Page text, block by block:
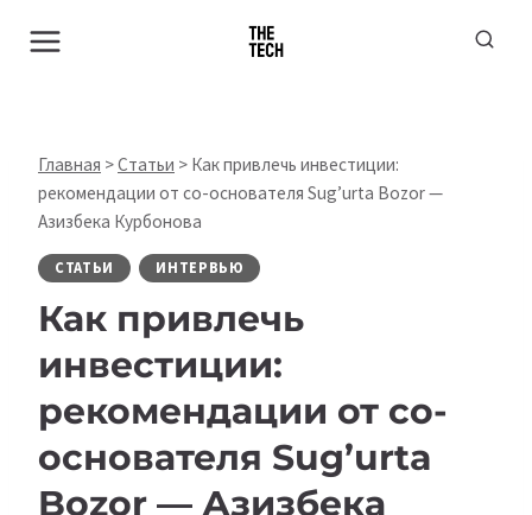
Главная >Статьи > Как привлечь инвестиции:
рекомендации от со-основателя Sug’urta Bozor —
Азизбека Курбонова
СТАТЬИ ИНТЕРВЬЮ
Как привлечь
инвестиции:
рекомендации от со-
основателя Sug’urta
Bozor — Азизбека